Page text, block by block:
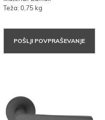
Teža: 0,75 kg
POŠLJI POVPRAŠEVANJE